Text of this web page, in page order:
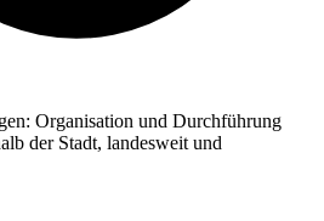
Organisation und Durchführung
der Stadt, landesweit und